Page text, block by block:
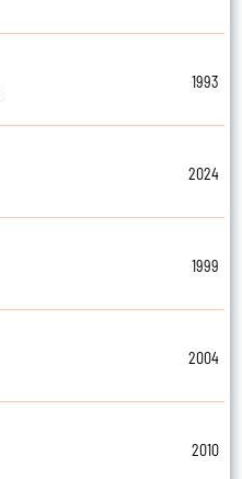
1993
2024
1999
2004
2010